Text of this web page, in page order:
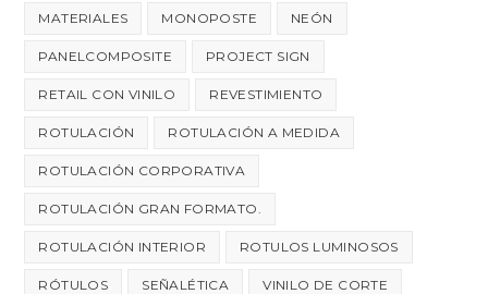
MATERIALES MONOPOSTE NEÓN
PANELCOMPOSITE PROJECT SIGN
RETAIL CON VINILO REVESTIMIENTO
ROTULACIÓN ROTULACIÓN A MEDIDA
ROTULACIÓN CORPORATIVA
ROTULACIÓN GRAN FORMATO.
ROTULACIÓN INTERIOR ROTULOS LUMINOSOS
RÓTULOS SEÑALÉTICA VINILO DE CORTE